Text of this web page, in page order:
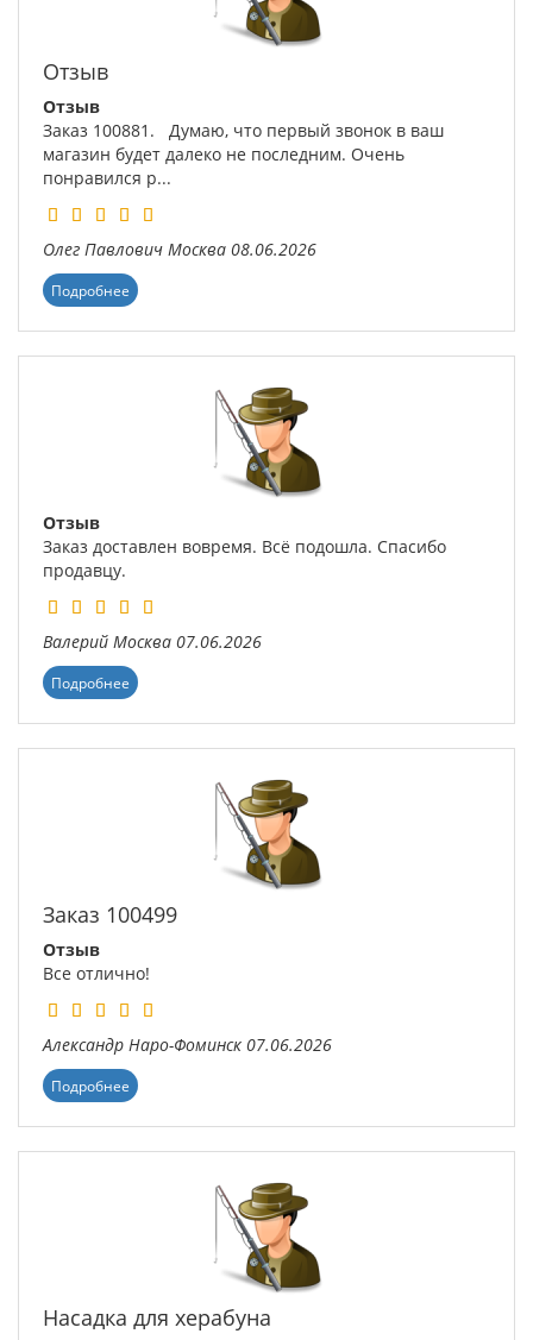
Отзыв
Отзыв
Заказ 100881. Думаю, что первый звонок в ваш
магазин будет далеко не последним. Очень
понравился р...
Олег Павлович Москва 08.06.2026
Подробнее
Отзыв
Заказ доставлен вовремя. Всё подошла. Спасибо
продавцу.
Валерий Москва 07.06.2026
Подробнее
Заказ 100499
Отзыв
Все отлично!
Александр Наро-Фоминск 07.06.2026
Подробнее
Насадка для херабуна